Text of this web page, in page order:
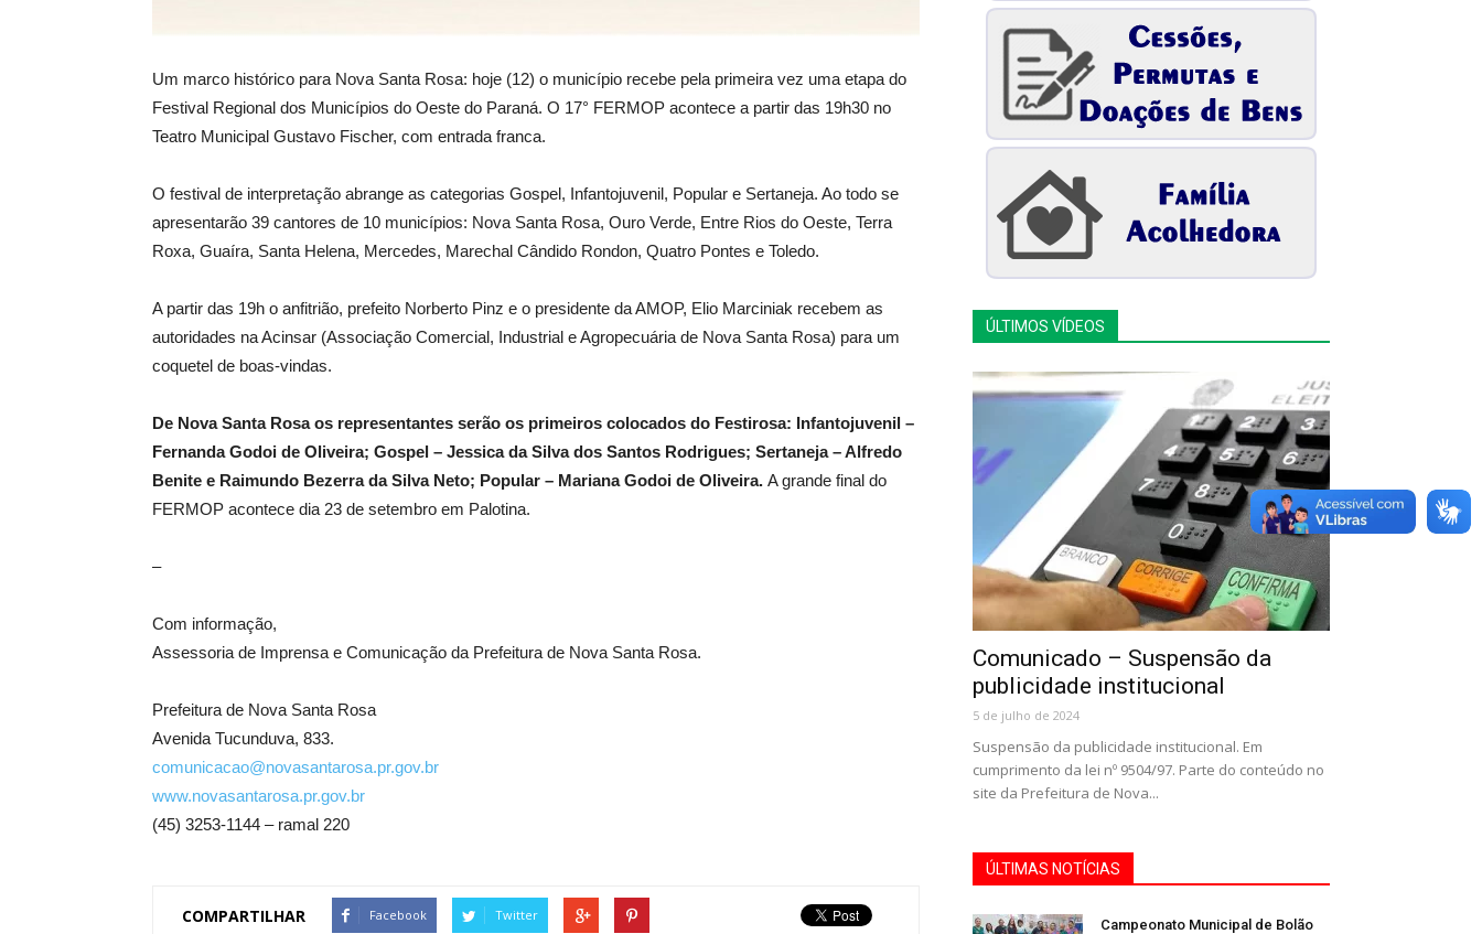
Um marco histórico para Nova Santa Rosa: hoje (12) o município recebe pela primeira vez uma etapa do
Festival Regional dos Municípios do Oeste do Paraná. O 17° FERMOP acontece a partir das 19h30 no
Teatro Municipal Gustavo Fischer, com entrada franca.
O festival de interpretação abrange as categorias Gospel, Infantojuvenil, Popular e Sertaneja. Ao todo se
apresentarão 39 cantores de 10 municípios: Nova Santa Rosa, Ouro Verde, Entre Rios do Oeste, Terra
Roxa, Guaíra, Santa Helena, Mercedes, Marechal Cândido Rondon, Quatro Pontes e Toledo.
A partir das 19h o anfitrião, prefeito Norberto Pinz e o presidente da AMOP, Elio Marciniak recebem as
autoridades na Acinsar (Associação Comercial, Industrial e Agropecuária de Nova Santa Rosa) para um
coquetel de boas-vindas.
De Nova Santa Rosa os representantes serão os primeiros colocados do Festirosa: Infantojuvenil –
Fernanda Godoi de Oliveira; Gospel – Jessica da Silva dos Santos Rodrigues; Sertaneja – Alfredo
Benite e Raimundo Bezerra da Silva Neto; Popular – Mariana Godoi de Oliveira. A grande final do
FERMOP acontece dia 23 de setembro em Palotina.
–
Com informação,
Assessoria de Imprensa e Comunicação da Prefeitura de Nova Santa Rosa.
Prefeitura de Nova Santa Rosa
Avenida Tucunduva, 833.
comunicacao@novasantarosa.pr.gov.br
www.novasantarosa.pr.gov.br
(45) 3253-1144 – ramal 220
COMPARTILHAR Facebook Twitter
ÚLTIMOS VÍDEOS
Comunicado – Suspensão da
publicidade institucional
5 de julho de 2024
Suspensão da publicidade institucional. Em
cumprimento da lei nº 9504/97. Parte do conteúdo no
site da Prefeitura de Nova...
ÚLTIMAS NOTÍCIAS
Campeonato Municipal de Bolão